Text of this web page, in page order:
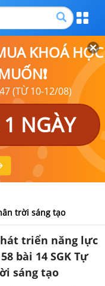
KHOÁ HỌC
(TỪ 10-12/08)
NGÀY
trời sáng tạo
triển năng lực
bài 14 SGK Tự
sáng tạo